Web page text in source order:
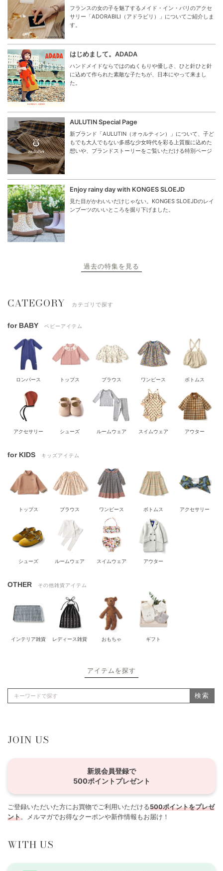
フランスの女の子を魅了するメイド・イン・パリのアクセ
サリー「ADORABILI（アドラビリ）」についてご紹介しま
す。
はじめまして。ADADA
ハンドメイドならではのぬくもりや優しさ、ひと針ひと針
に込めて作られた素敵な子たちが、日本にやって来まし
た。
AULUTIN Special Page
新ブランド「AULUTIN（オゥルティン）」について、子ど
もでも大人でもない多感な少女時代を彩る上質服に込めた
想いや、ブランドストーリーをご覧いただける特別ページ
Enjoy rainy day with KONGES SLOEJD
見た目がかわいいだけじゃない。KONGES SLOEJDのレイ
ンブーツのいいところを掘り下げました。
過去の特集を見る
CATEGORY カテゴリで探す
for BABY ベビーアイテム
ロンパース トップス ブラウス ワンピース ボトムス
アクセサリー シューズ ルームウェア スイムウェア アウター
for KIDS キッズアイテム
トップス ブラウス ワンピース ボトムス アクセサリー
シューズ ルームウェア スイムウェア アウター
OTHER その他雑貨アイテム
インテリア雑貨 レディース雑貨 おもちゃ ギフト
アイテムを探す
検索
JOIN US
新規会員登録で
500ポイントプレゼント
ご登録いただいた方にお買物でご利用いただける500ポイントをプレゼ
ント。メルマガでお得なクーポンや新作情報もお届け！
WITH US